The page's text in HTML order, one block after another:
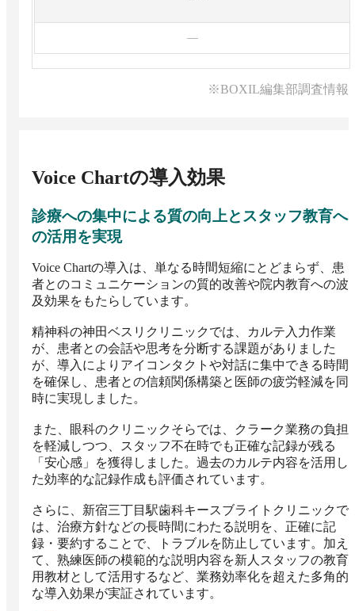
—
※BOXIL編集部調査情報
Voice Chartの導入効果
診療への集中による質の向上とスタッフ教育へ
の活用を実現
Voice Chartの導入は、単なる時間短縮にとどまらず、患
者とのコミュニケーションの質的改善や院内教育への波
及効果をもたらしています。
精神科の神田ベスリクリニックでは、カルテ入力作業
が、患者との会話や思考を分断する課題がありました
が、導入によりアイコンタクトや対話に集中できる時間
を確保し、患者との信頼関係構築と医師の疲労軽減を同
時に実現しました。
また、眼科のクリニックそらでは、クラーク業務の負担
を軽減しつつ、スタッフ不在時でも正確な記録が残る
「安心感」を獲得しました。過去のカルテ内容を活用し
た効率的な記録作成も評価されています。
さらに、新宿三丁目駅歯科キースブライトクリニックで
は、治療方針などの長時間にわたる説明を、正確に記
録・要約することで、トラブルを防止しています。加え
て、熟練医師の模範的な説明内容を新人スタッフの教育
用教材として活用するなど、業務効率化を超えた多角的
な導入効果が実証されています。